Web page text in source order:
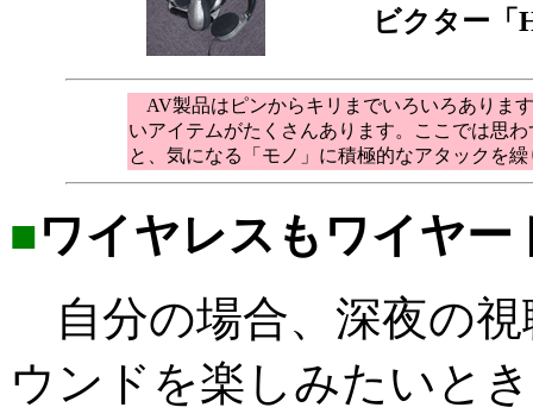
ビクター「
AV製品はピンからキリまでいろいろありま
いアイテムがたくさんあります。ここでは思
と、気になる「モノ」に積極的なアタックを
■ワイヤレスもワイヤー
自分の場合、深夜の
ウンドを楽しみたいと